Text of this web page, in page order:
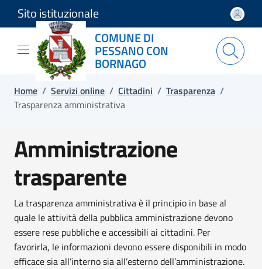
Salta e vai al contenuto
Salta e vai al footer
Sito istituzionale
COMUNE DI
PESSANO CON
BORNAGO
Home / Servizi online / Cittadini / Trasparenza /
Trasparenza amministrativa
Amministrazione
trasparente
La trasparenza amministrativa è il principio in base al
quale le attività della pubblica amministrazione devono
essere rese pubbliche e accessibili ai cittadini. Per
favorirla, le informazioni devono essere disponibili in modo
efficace sia all’interno sia all’esterno dell’amministrazione.